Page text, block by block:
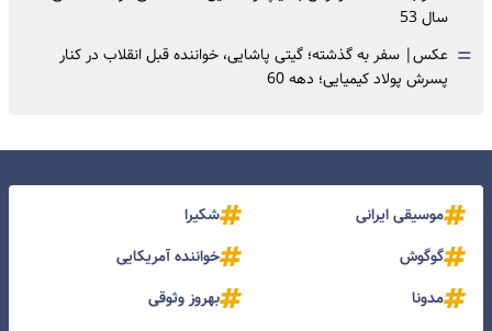
سال 53
= عکس| سفر به گذشته؛ گیتی پاشایی، خواننده قبل انقلاب در کنار
پسرش پولاد کیمیایی؛ دهه 60
موسیقی ایرانی
شکیرا
گوگوش
خواننده آمریکایی
مدونا
بهروز وثوقی